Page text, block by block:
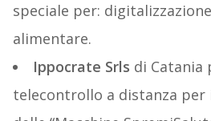
speciale per:
alimentare.
Ippocrate Srls di Catania
telecontrollo a distanza